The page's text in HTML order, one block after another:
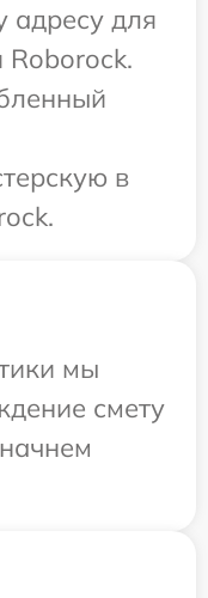
адресу для
Roborock.
в
мы
смету